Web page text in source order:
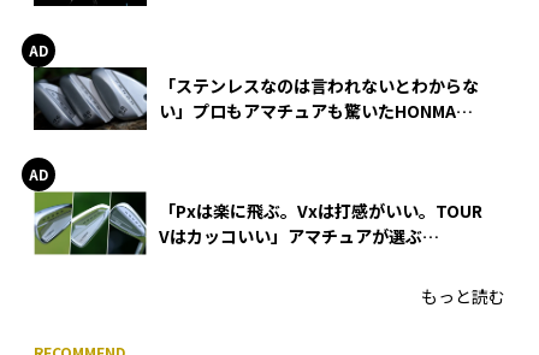
「ステンレスなのは言われないとわからな
い」プロもアマチュアも驚いたHONMA
「Pxは楽に飛ぶ。Vxは打感がいい。TOUR
Vはカッコいい」アマチュアが選ぶ
もっと読む